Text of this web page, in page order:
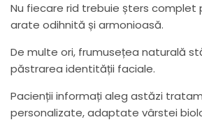
Nu fiecare rid trebuie șters complet
arate odihnită și armonioasă.
De multe ori, frumusețea naturală
păstrarea identității faciale.
Pacienții informați aleg astăzi
personalizate, adaptate vârstei